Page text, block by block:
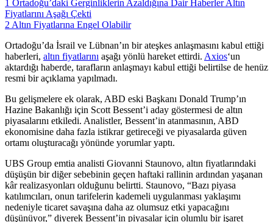
1 Ortadoğu’daki Gerginliklerin Azaldığına Dair Haberler Altın
Fiyatlarını Aşağı Çekti
2 Altın Fiyatlarına Engel Olabilir
Ortadoğu’da İsrail ve Lübnan’ın bir ateşkes anlaşmasını kabul ettiği
haberleri, altın fiyatlarını aşağı yönlü hareket ettirdi. Axios‘un
aktardığı haberde, tarafların anlaşmayı kabul ettiği belirtilse de henüz
resmi bir açıklama yapılmadı.
Bu gelişmelere ek olarak, ABD eski Başkanı Donald Trump’ın
Hazine Bakanlığı için Scott Bessent’i aday göstermesi de altın
piyasalarını etkiledi. Analistler, Bessent’in atanmasının, ABD
ekonomisine daha fazla istikrar getireceği ve piyasalarda güven
ortamı oluşturacağı yönünde yorumlar yaptı.
UBS Group emtia analisti Giovanni Staunovo, altın fiyatlarındaki
düşüşün bir diğer sebebinin geçen haftaki rallinin ardından yaşanan
kâr realizasyonları olduğunu belirtti. Staunovo, “Bazı piyasa
katılımcıları, onun tarifelerin kademeli uygulanması yaklaşımı
nedeniyle ticaret savaşına daha az olumsuz etki yapacağını
düşünüyor,” diyerek Bessent’in piyasalar için olumlu bir işaret